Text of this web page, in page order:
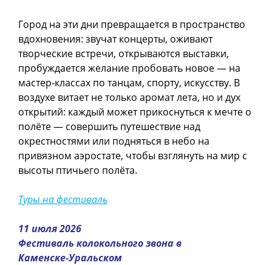
Город на эти дни превращается в пространство
вдохновения: звучат концерты, оживают
творческие встречи, открываются выставки,
пробуждается желание пробовать новое — на
мастер‑классах по танцам, спорту, искусству. В
воздухе витает не только аромат лета, но и дух
открытий: каждый может прикоснуться к мечте о
полёте — совершить путешествие над
окрестностями или подняться в небо на
привязном аэростате, чтобы взглянуть на мир с
высоты птичьего полёта.
Туры на фестиваль
11 июля 2026
Фестиваль колокольного звона в
Каменске‑Уральском